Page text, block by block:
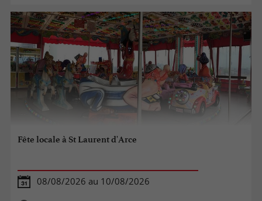
Fête locale à St Laurent d'Arce
08/08/2026 au 10/08/2026